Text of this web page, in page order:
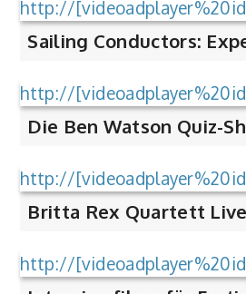
http://
Sailing Conductors:
http://
Die Ben Watson Quiz-
http://
Britta Rex Quartett Live
http://